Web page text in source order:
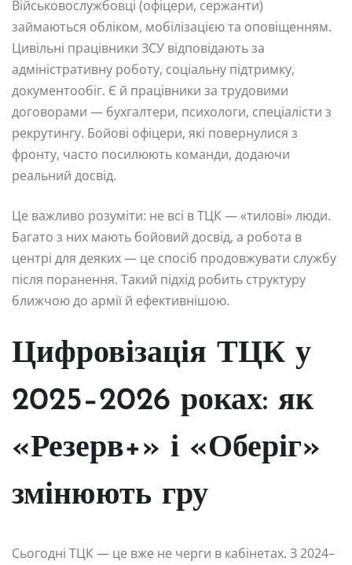
Військовослужбовці (офіцери, сержанти)
займаються обліком, мобілізацією та оповіщенням.
Цивільні працівники ЗСУ відповідають за
адміністративну роботу, соціальну підтримку,
документообіг. Є й працівники за трудовими
договорами — бухгалтери, психологи, спеціалісти з
рекрутингу. Бойові офіцери, які повернулися з
фронту, часто посилюють команди, додаючи
реальний досвід.
Це важливо розуміти: не всі в ТЦК — «тилові» люди.
Багато з них мають бойовий досвід, а робота в
центрі для деяких — це спосіб продовжувати службу
після поранення. Такий підхід робить структуру
ближчою до армії й ефективнішою.
Цифровізація ТЦК у
2025–2026 роках: як
«Резерв+» і «Оберіг»
змінюють гру
Сьогодні ТЦК — це вже не черги в кабінетах. З 2024–